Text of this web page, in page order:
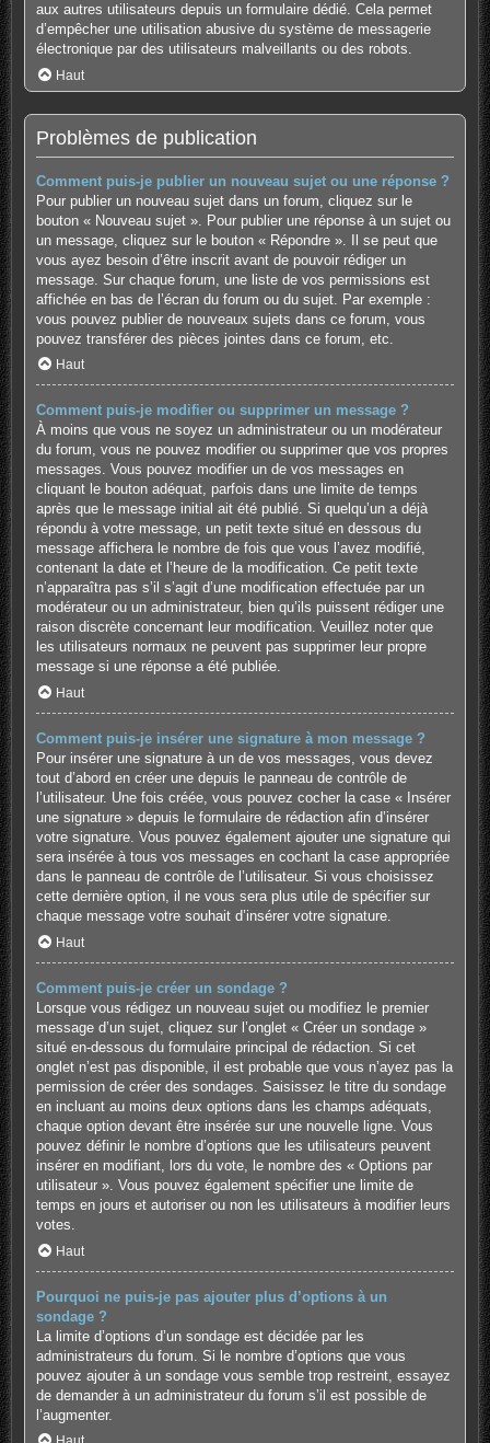
aux autres utilisateurs depuis un formulaire dédié. Cela permet
d’empêcher une utilisation abusive du système de messagerie
électronique par des utilisateurs malveillants ou des robots.
Haut
Problèmes de publication
Comment puis-je publier un nouveau sujet ou une réponse ?
Pour publier un nouveau sujet dans un forum, cliquez sur le
bouton « Nouveau sujet ». Pour publier une réponse à un sujet ou
un message, cliquez sur le bouton « Répondre ». Il se peut que
vous ayez besoin d’être inscrit avant de pouvoir rédiger un
message. Sur chaque forum, une liste de vos permissions est
affichée en bas de l’écran du forum ou du sujet. Par exemple :
vous pouvez publier de nouveaux sujets dans ce forum, vous
pouvez transférer des pièces jointes dans ce forum, etc.
Haut
Comment puis-je modifier ou supprimer un message ?
À moins que vous ne soyez un administrateur ou un modérateur
du forum, vous ne pouvez modifier ou supprimer que vos propres
messages. Vous pouvez modifier un de vos messages en
cliquant le bouton adéquat, parfois dans une limite de temps
après que le message initial ait été publié. Si quelqu’un a déjà
répondu à votre message, un petit texte situé en dessous du
message affichera le nombre de fois que vous l’avez modifié,
contenant la date et l’heure de la modification. Ce petit texte
n’apparaîtra pas s’il s’agit d’une modification effectuée par un
modérateur ou un administrateur, bien qu’ils puissent rédiger une
raison discrète concernant leur modification. Veuillez noter que
les utilisateurs normaux ne peuvent pas supprimer leur propre
message si une réponse a été publiée.
Haut
Comment puis-je insérer une signature à mon message ?
Pour insérer une signature à un de vos messages, vous devez
tout d’abord en créer une depuis le panneau de contrôle de
l’utilisateur. Une fois créée, vous pouvez cocher la case « Insérer
une signature » depuis le formulaire de rédaction afin d’insérer
votre signature. Vous pouvez également ajouter une signature qui
sera insérée à tous vos messages en cochant la case appropriée
dans le panneau de contrôle de l’utilisateur. Si vous choisissez
cette dernière option, il ne vous sera plus utile de spécifier sur
chaque message votre souhait d’insérer votre signature.
Haut
Comment puis-je créer un sondage ?
Lorsque vous rédigez un nouveau sujet ou modifiez le premier
message d’un sujet, cliquez sur l’onglet « Créer un sondage »
situé en-dessous du formulaire principal de rédaction. Si cet
onglet n’est pas disponible, il est probable que vous n’ayez pas la
permission de créer des sondages. Saisissez le titre du sondage
en incluant au moins deux options dans les champs adéquats,
chaque option devant être insérée sur une nouvelle ligne. Vous
pouvez définir le nombre d’options que les utilisateurs peuvent
insérer en modifiant, lors du vote, le nombre des « Options par
utilisateur ». Vous pouvez également spécifier une limite de
temps en jours et autoriser ou non les utilisateurs à modifier leurs
votes.
Haut
Pourquoi ne puis-je pas ajouter plus d’options à un
sondage ?
La limite d’options d’un sondage est décidée par les
administrateurs du forum. Si le nombre d’options que vous
pouvez ajouter à un sondage vous semble trop restreint, essayez
de demander à un administrateur du forum s’il est possible de
l’augmenter.